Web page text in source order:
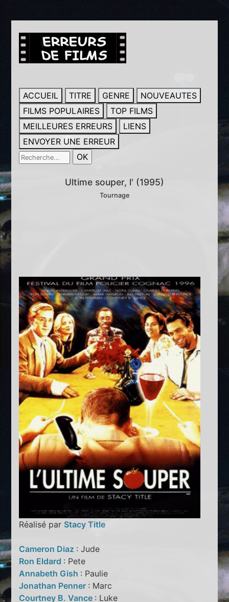
ACCUEIL TITRE GENRE
NOUVEAUTES
FILMS POPULAIRES
TOP FILMS
MEILLEURES ERREURS
LIENS
ENVOYER UNE ERREUR
Ultime souper, l' (1995)
Tournage
Réalisé par Stacy Title
Cameron Diaz : Jude
Ron Eldard : Pete
Annabeth Gish : Paulie
Jonathan Penner : Marc
Courtney B. Vance : Luke